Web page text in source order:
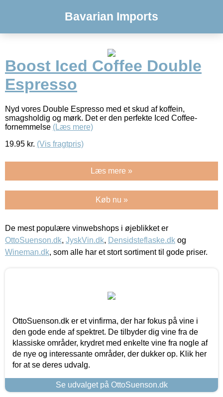
Bavarian Imports
Boost Iced Coffee Double
Espresso
Nyd vores Double Espresso med et skud af koffein,
smagsholdig og mørk. Det er den perfekte Iced Coffee-
fornemmelse (Læs mere)
19.95 kr. (Vis fragtpris)
Læs mere »
Køb nu »
De mest populære vinwebshops i øjeblikket er
OttoSuenson.dk, JyskVin.dk, Densidsteflaske.dk og
Wineman.dk, som alle har et stort sortiment til gode priser.
OttoSuenson.dk er et vinfirma, der har fokus på vine i
den gode ende af spektret. De tilbyder dig vine fra de
klassiske områder, krydret med enkelte vine fra nogle af
de nye og interessante områder, der dukker op. Klik her
for at se deres udvalg.
Se udvalget på OttoSuenson.dk